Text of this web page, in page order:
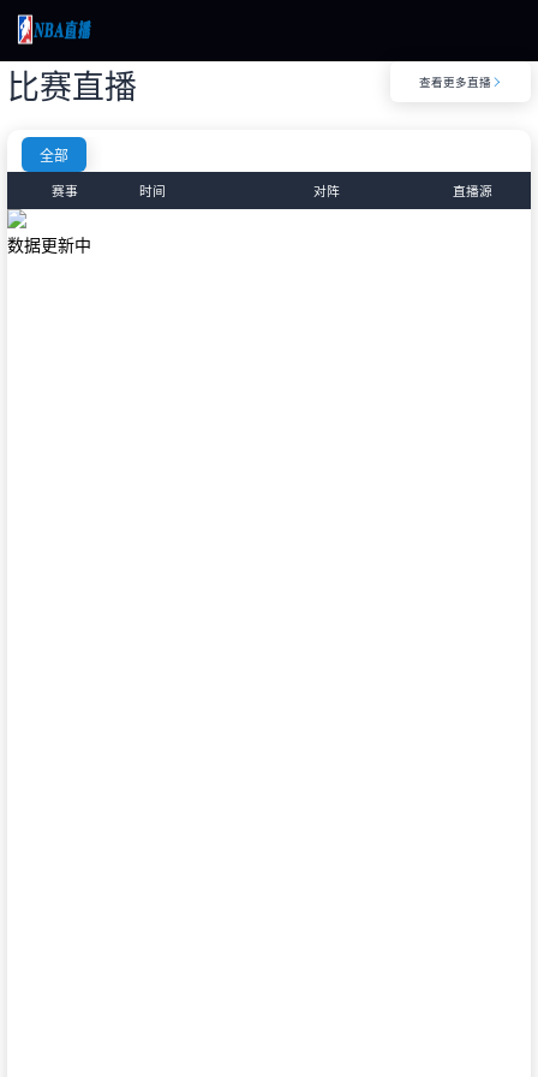
播
闻
闻
像
比赛直播 查看更多直播 
全部
赛事 时间 对阵 直播源
数据更新中